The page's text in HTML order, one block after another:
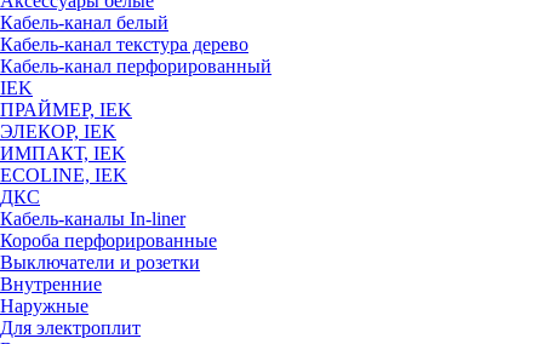
Кабель-канал белый
Кабель-канал текстура дерево
Кабель-канал перфорированный
IEK
ПРАЙМЕР, IEK
ЭЛЕКОР, IEK
ИМПАКТ, IEK
ECOLINE, IEK
ДКС
Кабель-каналы In-liner
Короба перфорированные
Выключатели и розетки
Внутренние
Наружные
Для электроплит